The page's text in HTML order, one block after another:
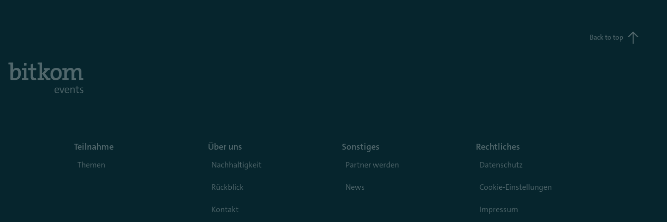
Back to top
Teilnahme
Themen
Über uns
Nachhaltigkeit
Rückblick
Kontakt
Sonstiges
Partner werden
News
Rechtliches
Datenschutz
Cookie-Einstellungen
Impressum